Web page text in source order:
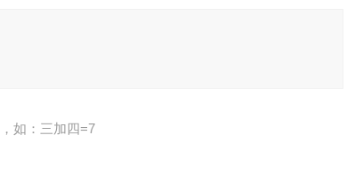
如：三加四=7